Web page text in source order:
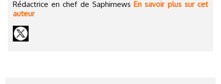
Rédactrice en chef de SaphirnewsEn savoir plus sur cet
auteur